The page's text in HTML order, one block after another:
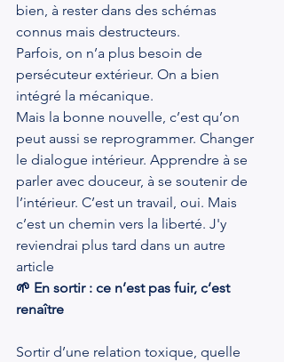
bien, à rester dans des schémas
connus mais destructeurs.
Parfois, on n’a plus besoin de
persécuteur extérieur. On a bien
intégré la mécanique.
Mais la bonne nouvelle, c’est qu’on
peut aussi se reprogrammer. Changer
le dialogue intérieur. Apprendre à se
parler avec douceur, à se soutenir de
l’intérieur. C’est un travail, oui. Mais
c’est un chemin vers la liberté. J'y
reviendrai plus tard dans un autre
article
🌱 En sortir : ce n’est pas fuir, c’est
renaître
Sortir d’une relation toxique, quelle